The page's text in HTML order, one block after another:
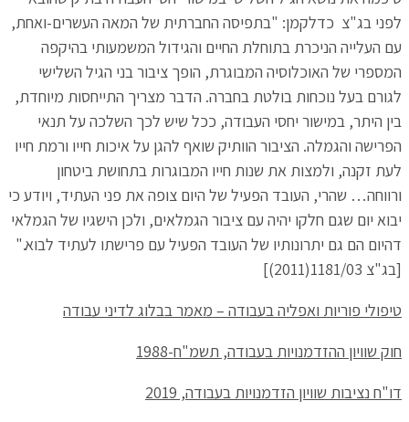
לפני בג"צ כדלקמן: "בתפיסה החברתית של המאה העשרים-ואחת,
עם העלייה הניכרת בתוחלת החיים והגידול המשמעותי בהיקפה
המספרי של האוכלוסיה המבוגרת, הופך ציבור בני הגיל השלישי
לגורם בעל נוכחות בולטת בחברה. הדבר מצריך התייחסות מיוחדת,
בין היתר, במישור יחסי העבודה, ככל שיש לכך השלכה על תנאי
הפרישה והגמלה. הציבור הוותיק שואף להגן על איכות חייו ורמת חייו
לעת זקנה, ולמצות את שנות חייו המבוגרות בתחושת ביטחון
ורווחה… שהרי, העובד הפעיל של היום צופה את פני העתיד, ויודע כי
יבוא יום שגם חלקו יהיה עם ציבור הגמלאים, ולכן הישגיו של הגמלאי
דהיום הם גם יתרונותיו של העובד הפעיל עם פרישתו לעתיד לבוא."
[בג"צ 1181/03(2011)]
טיפולי פוריות ואפליה בעבודה – מאמר בבלוג לדיני עבודה
חוק שוויון ההזדמנויות בעבודה, תשמ"ח-1988
דו"ח נציבות שוויון הזדמנויות בעבודה, 2019